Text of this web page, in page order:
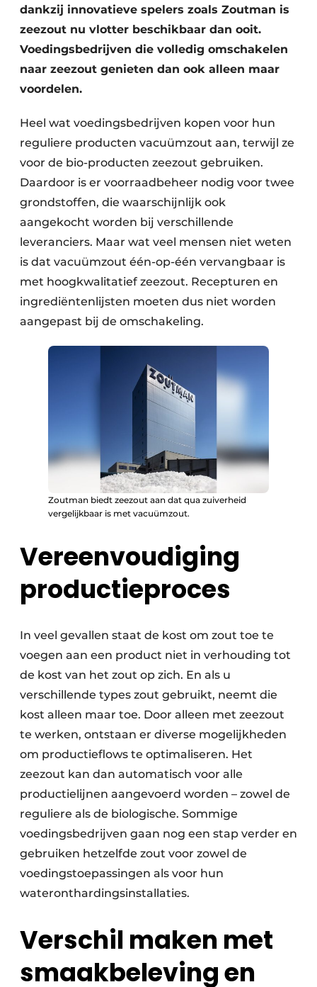
dankzij innovatieve spelers zoals Zoutman is
zeezout nu vlotter beschikbaar dan ooit.
Voedingsbedrijven die volledig omschakelen
naar zeezout genieten dan ook alleen maar
voordelen.
Heel wat voedingsbedrijven kopen voor hun
reguliere producten vacuümzout aan, terwijl ze
voor de bio-producten zeezout gebruiken.
Daardoor is er voorraadbeheer nodig voor twee
grondstoffen, die waarschijnlijk ook
aangekocht worden bij verschillende
leveranciers. Maar wat veel mensen niet weten
is dat vacuümzout één-op-één vervangbaar is
met hoogkwalitatief zeezout. Recepturen en
ingrediëntenlijsten moeten dus niet worden
aangepast bij de omschakeling.
Zoutman biedt zeezout aan dat qua zuiverheid
vergelijkbaar is met vacuümzout.
Vereenvoudiging
productieproces
In veel gevallen staat de kost om zout toe te
voegen aan een product niet in verhouding tot
de kost van het zout op zich. En als u
verschillende types zout gebruikt, neemt die
kost alleen maar toe. Door alleen met zeezout
te werken, ontstaan er diverse mogelijkheden
om productieflows te optimaliseren. Het
zeezout kan dan automatisch voor alle
productielijnen aangevoerd worden – zowel de
reguliere als de biologische. Sommige
voedingsbedrijven gaan nog een stap verder en
gebruiken hetzelfde zout voor zowel de
voedingstoepassingen als voor hun
wateronthardingsinstallaties.
Verschil maken met
smaakbeleving en